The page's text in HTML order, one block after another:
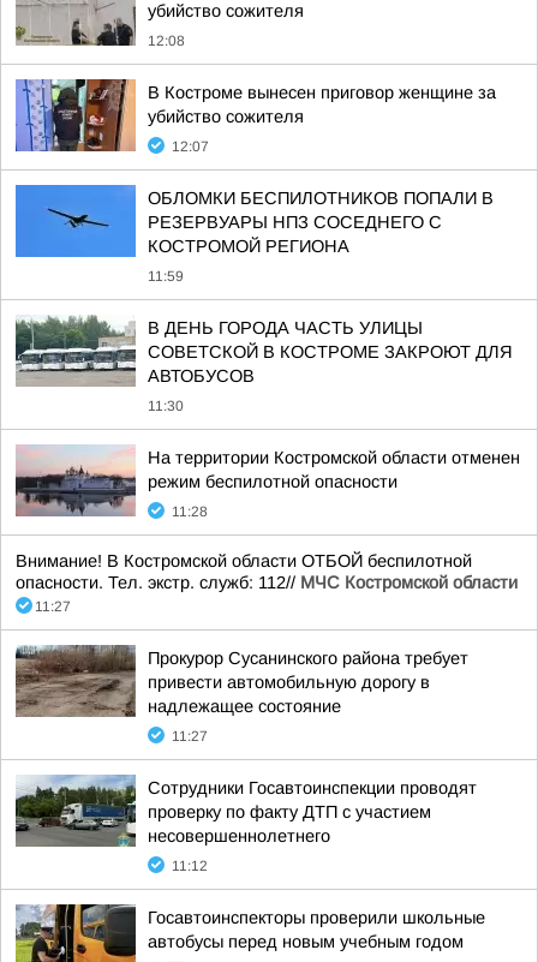
убийство сожителя
12:08
В Костроме вынесен приговор женщине за
убийство сожителя
12:07
ОБЛОМКИ БЕСПИЛОТНИКОВ ПОПАЛИ В
РЕЗЕРВУАРЫ НПЗ СОСЕДНЕГО С
КОСТРОМОЙ РЕГИОНА
11:59
В ДЕНЬ ГОРОДА ЧАСТЬ УЛИЦЫ
СОВЕТСКОЙ В КОСТРОМЕ ЗАКРОЮТ ДЛЯ
АВТОБУСОВ
11:30
На территории Костромской области отменен
режим беспилотной опасности
11:28
Внимание! В Костромской области ОТБОЙ беспилотной
опасности. Тел. экстр. служб: 112// МЧС Костромской области
11:27
Прокурор Сусанинского района требует
привести автомобильную дорогу в
надлежащее состояние
11:27
Сотрудники Госавтоинспекции проводят
проверку по факту ДТП с участием
несовершеннолетнего
11:12
Госавтоинспекторы проверили школьные
автобусы перед новым учебным годом